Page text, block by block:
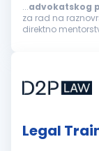
...advokatskog
za rad na
direktno
Legal